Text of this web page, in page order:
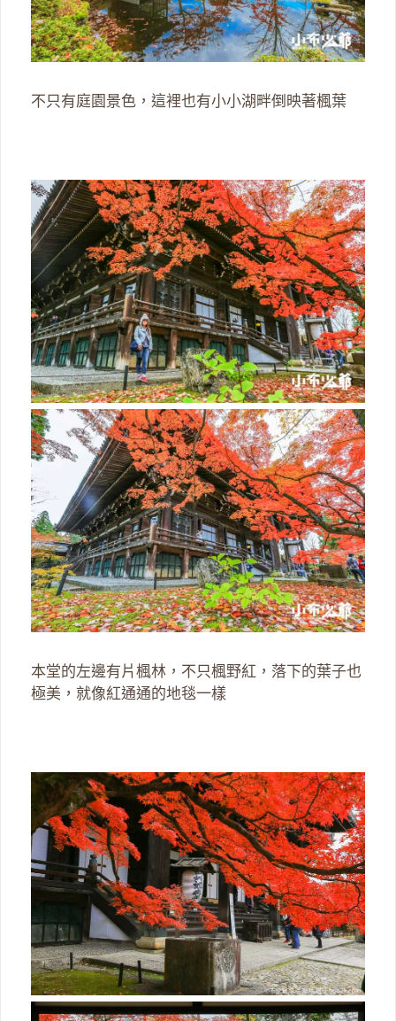
不只有庭園景色，這裡也有小小湖畔倒映著楓葉
本堂的左邊有片楓林，不只楓野紅，落下的葉子也
極美，就像紅通通的地毯一樣